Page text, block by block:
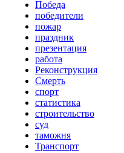
Победа
победители
пожар
праздник
презентация
работа
Реконструкция
Смерть
спорт
статистика
строительство
суд
таможня
Транспорт